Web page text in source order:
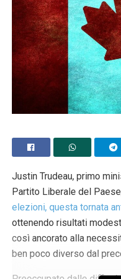
Justin Trudeau, primo
Partito Liberale del
elezioni, questa tornata
ottenendo risultati
così ancorato alla
ben poco diverso dal